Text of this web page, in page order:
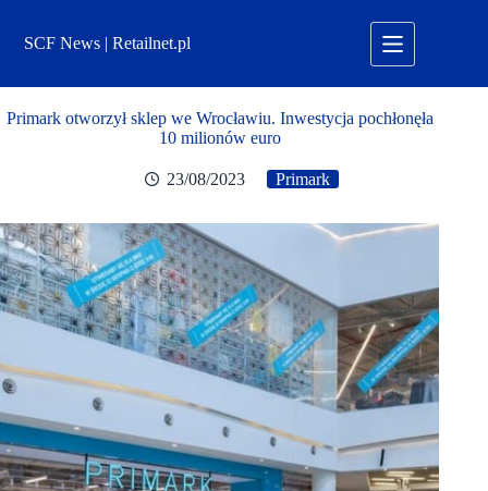
treściSCF News | Retailnet.pl
Primark otworzył sklep we Wrocławiu. Inwestycja pochłonęła
10 milionów euro
23/08/2023 Primark